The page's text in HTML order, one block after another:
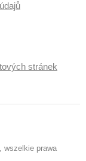
stránek
wszelkie prawa